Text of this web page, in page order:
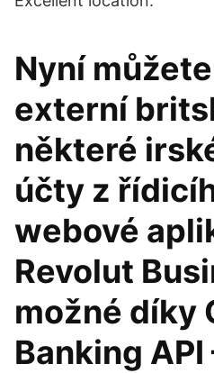
Nyní
externí
některé
účty z
webové
Revolut
možné díky
Banking API